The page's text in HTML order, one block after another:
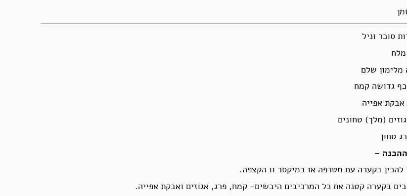
מלימון שלם
גדושה קמח
אפייה
(מלך) טחונים
טחון
–
בקערה עם מטרפה או במיקסר וו הקצפה.
בקערה קטנה את כל המרכיבים היבשים- קמח, פרג, אגוזים ואבקת אפייה.